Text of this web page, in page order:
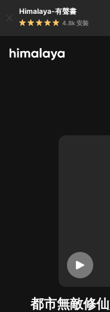
Himalaya-有聲書
4.8k 安裝
都市無敵修